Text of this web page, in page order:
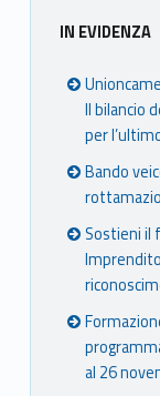
Sidebar
IN EVIDENZA
Il bilancio
per
Bando
Sostieni il
al 26